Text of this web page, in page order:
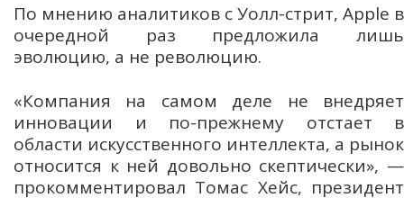
По мнению аналитиков с Уолл-стрит, Apple в
очередной раз предложила лишь
эволюцию, а не революцию.
«Компания на самом деле не внедряет
инновации и по-прежнему отстает в
области искусственного интеллекта, а рынок
относится к ней довольно скептически», —
прокомментировал Томас Хейс, президент